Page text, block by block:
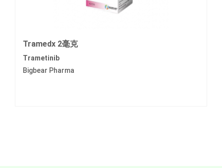
Tramedx 2毫克
Trametinib
Bigbear Pharma